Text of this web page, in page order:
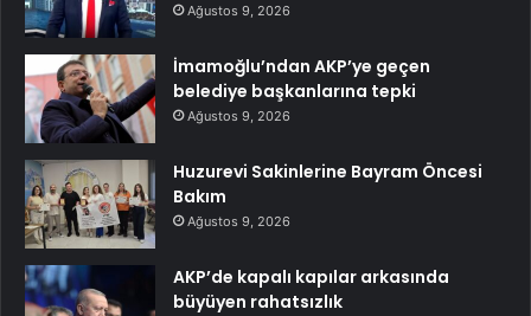
Ağustos 9, 2026
İmamoğlu’ndan AKP’ye geçen
belediye başkanlarına tepki
Ağustos 9, 2026
Huzurevi Sakinlerine Bayram Öncesi
Bakım
Ağustos 9, 2026
AKP’de kapalı kapılar arkasında
büyüyen rahatsızlık